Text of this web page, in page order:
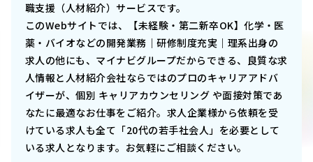
職支援（人材紹介）サービスです。
このWebサイトでは、
【未経験・第二新卒OK】化学・医
薬・バイオなどの開発業務｜研修制度充実｜理系出身の
求人の他にも、マイナビグループだからできる、良質な求
人情報と人材紹介会社ならではのプロのキャリアアドバ
イザーが、個別 キャリアカウンセリング や面接対策であ
なたに最適なお仕事をご紹介。求人企業様から依頼を受
けている求人も全て「20代の若手社会人」を必要として
いる求人となります。お気軽にご相談ください。